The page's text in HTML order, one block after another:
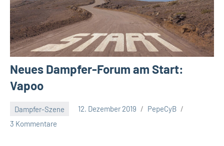
Neues Dampfer-Forum am Start:
Vapoo
Dampfer-Szene 12. Dezember 2019
PepeCyB
3 Kommentare